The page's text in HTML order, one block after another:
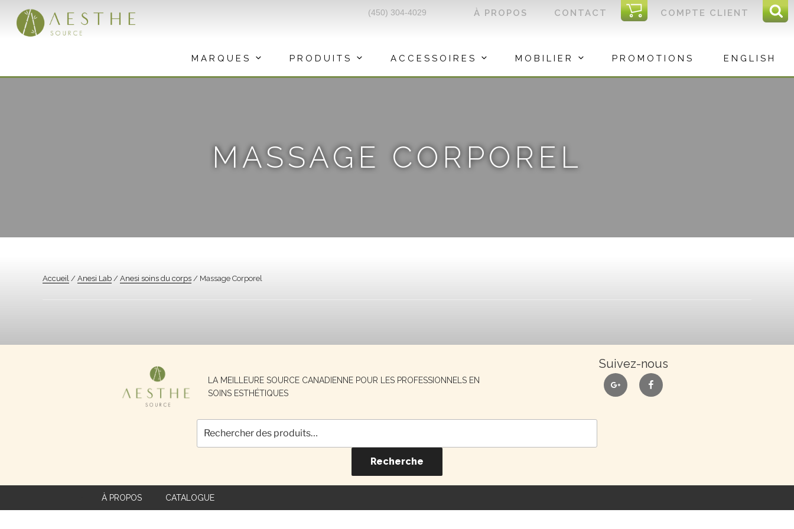
contenu
COMPTE CLIENT
I
C
CONTACT
À PROPOS
(450) 304-4029
MARQUES PRODUITS ACCESSOIRES MOBILIER PROMOTIONS ENGLISH
MASSAGE CORPOREL
Accueil / Anesi Lab / Anesi soins du corps / Massage Corporel
LA MEILLEURE SOURCE CANADIENNE POUR LES PROFESSIONNELS EN
SOINS ESTHÉTIQUES
Suivez-nous
google facebook
pour :
Recherche
À PROPOS CATALOGUE